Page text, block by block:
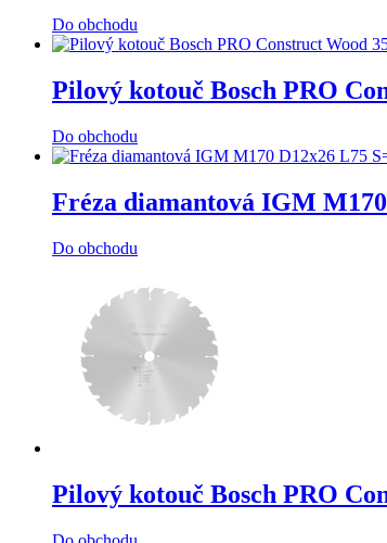
Do obchodu
Pilový kotouč Bosch PRO
Do obchodu
Fréza diamantová IGM
Do obchodu
Pilový kotouč Bosch PRO